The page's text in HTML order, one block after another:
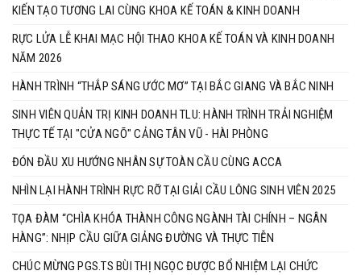
KIẾN TẠO TƯƠNG LAI CÙNG KHOA KẾ TOÁN & KINH DOANH
RỰC LỬA LỄ KHAI MẠC HỘI THAO KHOA KẾ TOÁN VÀ KINH DOANH
NĂM 2026
HÀNH TRÌNH “THẮP SÁNG ƯỚC MƠ” TẠI BẮC GIANG VÀ BẮC NINH
SINH VIÊN QUẢN TRỊ KINH DOANH TLU: HÀNH TRÌNH TRẢI NGHIỆM
THỰC TẾ TẠI "CỬA NGÕ" CẢNG TÂN VŨ - HÀI PHÒNG
ĐÓN ĐẦU XU HƯỚNG NHÂN SỰ TOÀN CẦU CÙNG ACCA
NHÌN LẠI HÀNH TRÌNH RỰC RỠ TẠI GIẢI CẦU LÔNG SINH VIÊN 2025
TỌA ĐÀM “CHÌA KHÓA THÀNH CÔNG NGÀNH TÀI CHÍNH – NGÂN
HÀNG”: NHỊP CẦU GIỮA GIẢNG ĐƯỜNG VÀ THỰC TIỄN
CHÚC MỪNG PGS.TS BÙI THỊ NGỌC ĐƯỢC BỔ NHIỆM LẠI CHỨC